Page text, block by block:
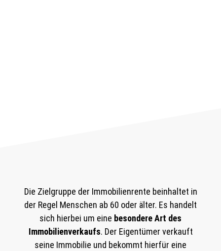
Die Zielgruppe der Immobilienrente beinhaltet in
der Regel Menschen ab 60 oder älter. Es handelt
sich hierbei um eine besondere Art des
Immobilienverkaufs. Der Eigentümer verkauft
seine Immobilie und bekommt hierfür eine